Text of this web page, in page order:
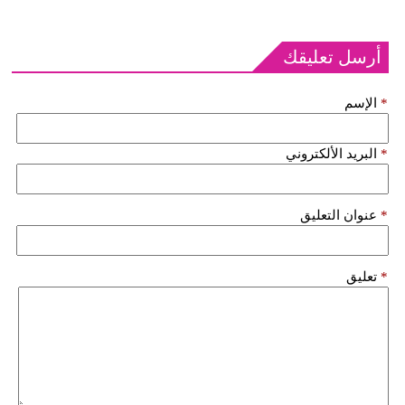
أرسل تعليقك
الإسم *
البريد الألكتروني *
عنوان التعليق *
تعليق *